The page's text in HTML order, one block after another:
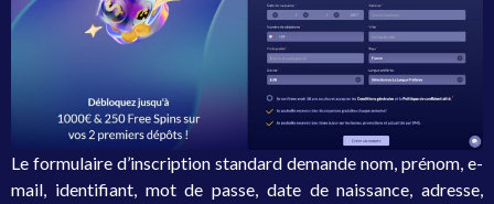
Le formulaire d’inscription standard demande nom, prénom, e-
mail, identifiant, mot de passe, date de naissance, adresse,